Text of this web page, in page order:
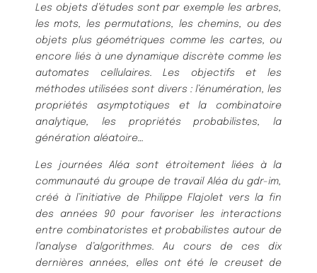
Les objets d’études sont par exemple les arbres,
les mots, les permutations, les chemins, ou des
objets plus géométriques comme les cartes, ou
encore liés à une dynamique discrète comme les
automates cellulaires. Les objectifs et les
méthodes utilisées sont divers : l’énumération, les
propriétés asymptotiques et la combinatoire
analytique, les propriétés probabilistes, la
génération aléatoire…
​Les journées Aléa sont étroitement liées à la
communauté du groupe de travail Aléa du gdr-im,
créé à l’initiative de Philippe Flajolet vers la fin
des années 90 pour favoriser les interactions
entre combinatoristes et probabilistes autour de
l’analyse d’algorithmes. Au cours de ces dix
dernières années, elles ont été le creuset de